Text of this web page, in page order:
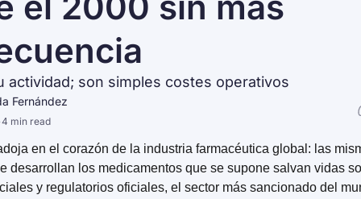
actividad; son simples costes operativos
Fernández
4 min read
en el corazón de la industria farmacéutica global: las
desarrollan los medicamentos que se supone salvan vidas
y regulatorios oficiales, el sector más sancionado del